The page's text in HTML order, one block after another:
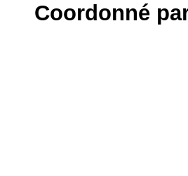
Coordonné